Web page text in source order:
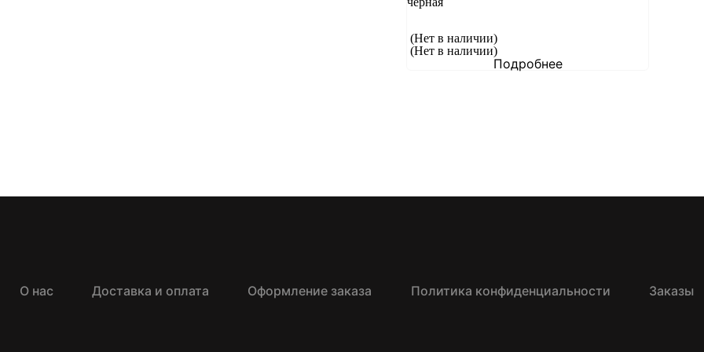
(Нет в наличии)
(Нет в наличии)
Подробнее
О нас Доставка и оплата Оформление заказа Политика конфиденциальности Заказы